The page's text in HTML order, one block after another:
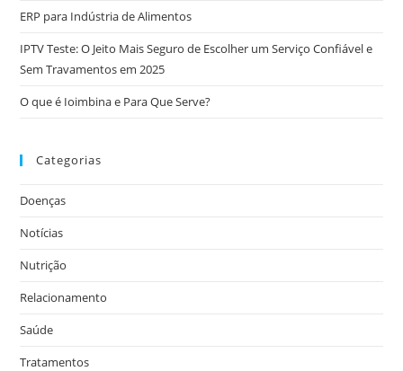
ERP para Indústria de Alimentos
IPTV Teste: O Jeito Mais Seguro de Escolher um Serviço Confiável e
Sem Travamentos em 2025
O que é Ioimbina e Para Que Serve?
Categorias
Doenças
Notícias
Nutrição
Relacionamento
Saúde
Tratamentos